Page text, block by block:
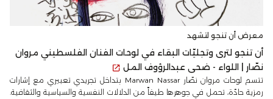
معرض أن تنجو لتشهد
أن تنجو لترى وتجليّات البقاء في لوحات الفنان الفلسطيني مروان
نصّار | اللواء - ضحى عبدالرؤوف المل
تتسم لوحات مروان نصّار Marwan Nassar بتداخل تجريدي تعبيري مع إشارات
رمزية حادّة، تحمل في جوهرها طيفاً من الدلالات النفسية والسياسية والثقافية.